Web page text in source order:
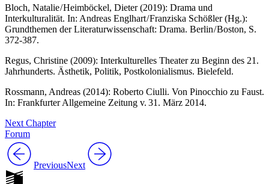
Bloch, Natalie / Heimböckel, Dieter (2019): Drama und
Interkulturalität. In: Andreas Englhart / Franziska Schößler (Hg.):
Grundthemen der Literaturwissenschaft: Drama. Berlin / Boston, S.
372-387.
Regus, Christine (2009): Interkulturelles Theater zu Beginn des 21.
Jahrhunderts. Ästhetik, Politik, Postkolonialismus. Bielefeld.
Rossmann, Andreas (2014): Roberto Ciulli. Von Pinocchio zu Faust.
In: Frankfurter Allgemeine Zeitung v. 31. März 2014.
Next Chapter
Forum
PreviousNext